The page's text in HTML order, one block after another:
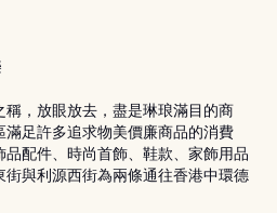
，放眼放去，盡是琳琅滿目的商
足許多追求物美價廉商品的消費
配件、時尚首飾、鞋款、家飾用品
與利源西街為兩條通往香港中環德